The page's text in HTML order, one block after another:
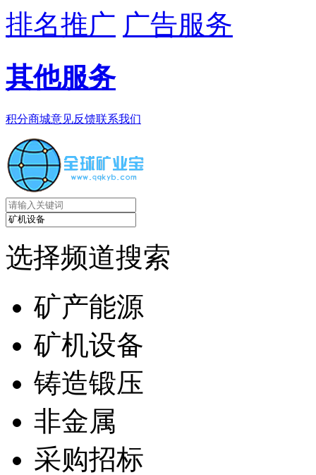
排名推广 广告服务
其他服务
积分商城意见反馈联系我们
选择频道搜索
矿产能源
矿机设备
铸造锻压
非金属
采购招标